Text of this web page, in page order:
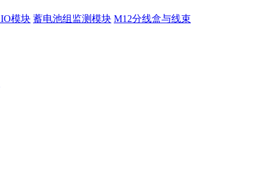
模块 蓄电池组监测模块 M12分线盒与线束